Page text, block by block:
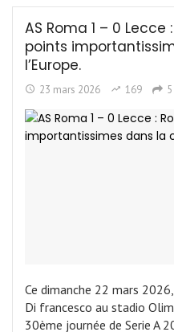
AS Roma 1 – 0
points
l’Europe.
23 mars 2026 169 5
Ce dimanche 22 mars
Di francesco au stadio
30ème journée de Serie A